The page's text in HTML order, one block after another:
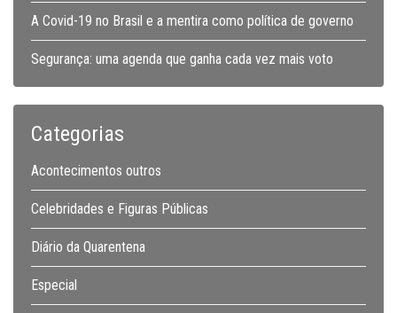
A Covid-19 no Brasil e a mentira como política de governo
Segurança: uma agenda que ganha cada vez mais voto
Categorias
Acontecimentos outros
Celebridades e Figuras Públicas
Diário da Quarentena
Especial